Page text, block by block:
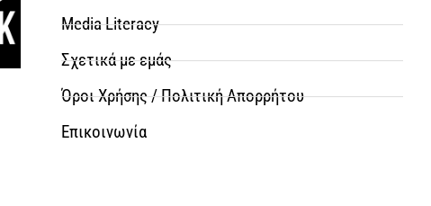
Media Literacy
Σχετικά με εμάς
Όροι Χρήσης / Πολιτική Απορρήτου
Επικοινωνία